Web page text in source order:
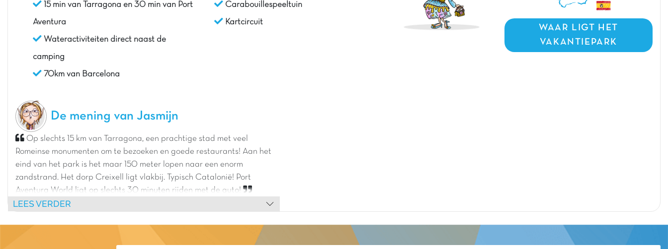
15 min van Tarragona en 30 min van Port
Aventura
Wateractiviteiten direct naast de
camping
70km van Barcelona
Carabouillespeeltuin
Kartcircuit
WAAR LIGT HET
VAKANTIEPARK
De mening van Jasmijn
Op slechts 15 km van Tarragona, een prachtige stad met veel
Romeinse monumenten om te bezoeken en goede restaurants! Aan het
eind van het park is het maar 150 meter lopen naar een enorm
zandstrand. Het dorp Creixell ligt vlakbij. Typisch Catalonië! Port
Aventura World ligt op slechts 30 minuten rijden met de auto!
LEES VERDER